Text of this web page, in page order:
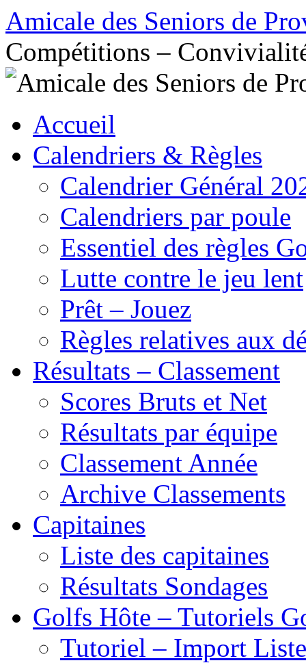
Aller
au
contenu
Amicale des Seniors de
Compétitions –
Accueil
Calendriers & Règles
Calendrier Général
Calendriers par poule
Essentiel des règles
Lutte contre le jeu lent
Prêt – Jouez
Règles relatives aux
Résultats – Classement
Scores Bruts et Net
Résultats par équipe
Classement Année
Archive Classements
Capitaines
Liste des capitaines
Résultats Sondages
Golfs Hôte – Tutoriels
Tutoriel – Import